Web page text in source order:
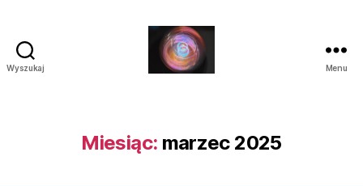
Wyszukaj Menu
Miesiąc: marzec 2025